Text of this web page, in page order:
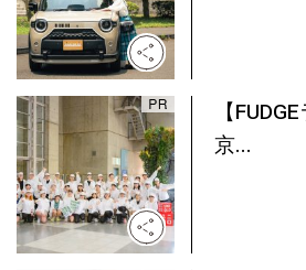
【
京...